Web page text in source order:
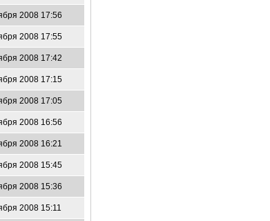
2008 17:56
2008 17:55
2008 17:42
2008 17:15
2008 17:05
2008 16:56
2008 16:21
2008 15:45
2008 15:36
2008 15:11